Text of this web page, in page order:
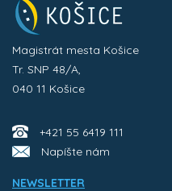
Magistrát mesta Košice
Tr. SNP 48/A,
040 11 Košice
+421 55 6419 111
Napíšte nám
NEWSLETTER